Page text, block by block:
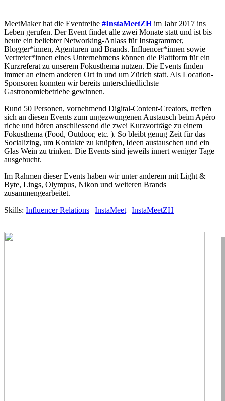
MeetMaker hat die Eventreihe #InstaMeetZHim Jahr 2017 ins
Leben gerufen. Der Event findet alle zwei Monate statt und ist bis
heute ein beliebter Networking-Anlass für Instagrammer,
Blogger*innen, Agenturen und Brands. Influencer*innen sowie
Vertreter*innen eines Unternehmens können die Plattform für ein
Kurzreferat zu unserem Fokusthema nutzen. Die Events finden
immer an einem anderen Ort in und um Zürich statt. Als Location-
Sponsoren konnten wir bereits unterschiedlichste
Gastronomiebetriebe gewinnen.
Rund 50 Personen, vornehmend Digital-Content-Creators, treffen
sich an diesen Events zum ungezwungenen Austausch beim Apéro
riche und hören anschliessend die zwei Kurzvorträge zu einem
Fokusthema (Food, Outdoor, etc. ). So bleibt genug Zeit für das
Socializing, um Kontakte zu knüpfen, Ideen austauschen und ein
Glas Wein zu trinken. Die Events sind jeweils innert weniger Tage
ausgebucht.
Im Rahmen dieser Events haben wir unter anderem mit Light &
Byte, Lings, Olympus, Nikon und weiteren Brands
zusammengearbeitet.
Skills: Influencer Relations | InstaMeet | InstaMeetZH